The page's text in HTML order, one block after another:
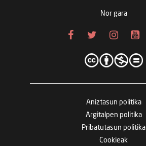
Nor gara
Aniztasun politika
Argitalpen politika
Pribatutasun politika
Cookieak